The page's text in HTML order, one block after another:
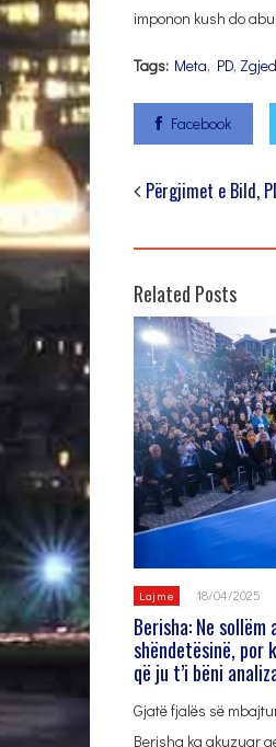
imponon kush do
Tags: Meta, PD,
Facebook
Përgjimet e Bild,
Related Posts
Lajme 18/04/2025
Berisha: Ne
shëndetësinë, por
që ju t’i bëni
Gjatë fjalës së
Berisha ka akuzuar